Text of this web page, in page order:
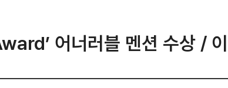
어너러블 멘션 수상 /